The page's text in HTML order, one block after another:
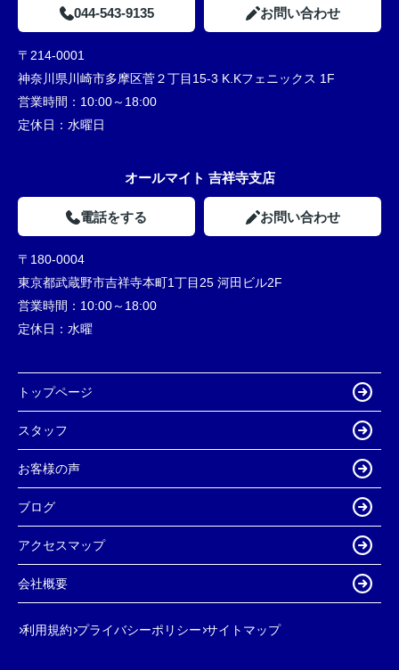
044-543-9135 お問い合わせ
〒214-0001
神奈川県川崎市多摩区菅２丁目15-3 K.Kフェニックス 1F
営業時間： 10:00～18:00
定休日： 水曜日
オールマイト 吉祥寺支店
電話をする お問い合わせ
〒180-0004
東京都武蔵野市吉祥寺本町1丁目25 河田ビル2F
営業時間： 10:00～18:00
定休日： 水曜
トップページ
スタッフ
お客様の声
ブログ
アクセスマップ
会社概要
利用規約 プライバシーポリシー サイトマップ